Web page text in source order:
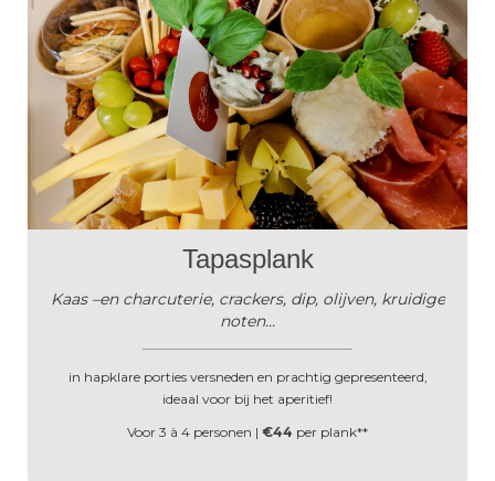
Tapasplank
Kaas –en charcuterie, crackers, dip, olijven, kruidige
noten...
in hapklare porties versneden en prachtig gepresenteerd,
ideaal voor bij het aperitief!
Voor 3 à 4 personen | €44 per plank**